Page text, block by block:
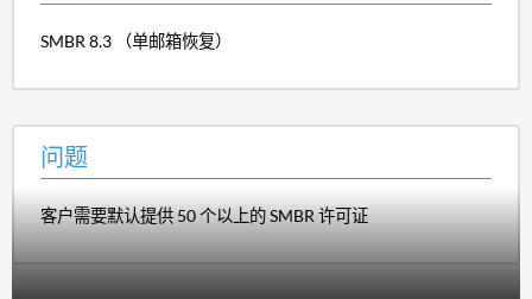
SMBR 8.3 （单邮箱恢复）
问题
客户需要默认提供 50 个以上的 SMBR 许可证